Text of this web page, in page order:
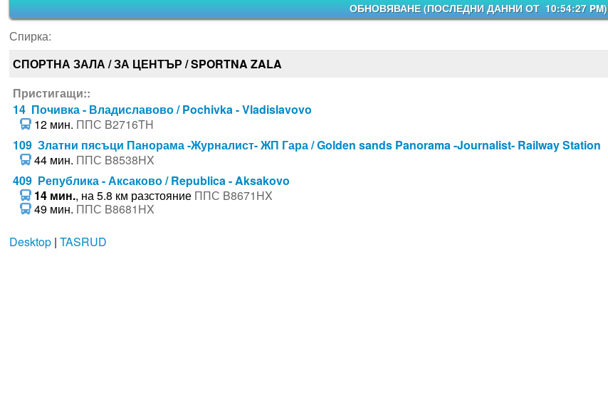
ОБНОВЯВАНЕ (ПОСЛЕДНИ ДАННИ ОТ 10:54:27 PM)
Спирка:
СПОРТНА ЗАЛА / ЗА ЦЕНТЪР / SPORTNA ZALA
Пристигащи::
14 Почивка - Владиславово / Pochivka - Vladislavovo
12 мин. ППС B2716TH
109 Златни пясъци Панорама -Журналист- ЖП Гара / Golden sands Panorama -Journalist- Railway Station
44 мин. ППС B8538HX
409 Република - Аксаково / Republica - Aksakovo
14 мин., на 5.8 км разстояние ППС B8671HX
49 мин. ППС B8681HX
Desktop| TASRUD